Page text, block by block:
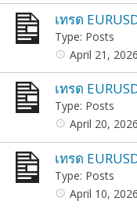
เทรด
Type: Posts
April 21, 2026
เทรด
Type: Posts
April 20, 2026
เทรด
Type: Posts
April 10, 2026